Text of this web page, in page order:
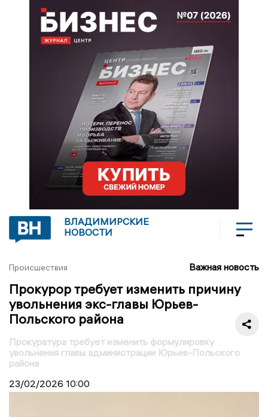
ВЛАДИМИРСКИЕ
НОВОСТИ
Происшествия Важная новость
Прокурор требует изменить причину
увольнения экс-главы Юрьев-
Польского района
Прокуратура требует изменить формулировку
увольнения главы администрации Юрьев-Польского
района
23/02/2026 10:00